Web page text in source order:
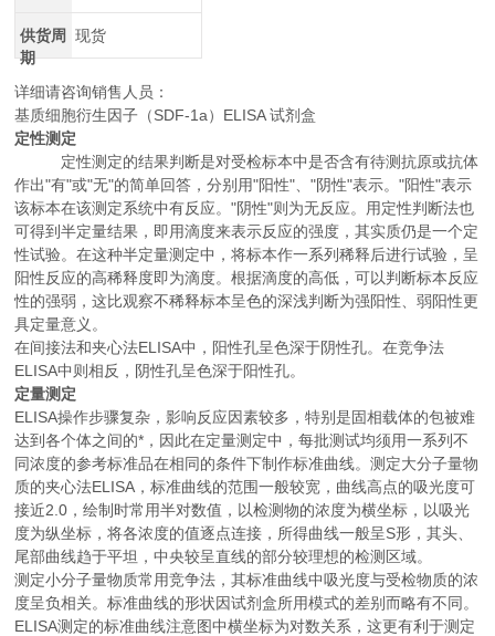
供货周
期
现货
详细请咨询销售人员：
基质细胞衍生因子（SDF-1a）ELISA 试剂盒
定性测定
定性测定的结果判断是对受检标本中是否含有待测抗原或抗体
作出"有"或"无"的简单回答，分别用"阳性"、"阴性"表示。"阳性"表示
该标本在该测定系统中有反应。"阴性"则为无反应。用定性判断法也
可得到半定量结果，即用滴度来表示反应的强度，其实质仍是一个定
性试验。在这种半定量测定中，将标本作一系列稀释后进行试验，呈
阳性反应的高稀释度即为滴度。根据滴度的高低，可以判断标本反应
性的强弱，这比观察不稀释标本呈色的深浅判断为强阳性、弱阳性更
具定量意义。
在间接法和夹心法ELISA中，阳性孔呈色深于阴性孔。在竞争法
ELISA中则相反，阴性孔呈色深于阳性孔。
定量测定
ELISA操作步骤复杂，影响反应因素较多，特别是固相载体的包被难
达到各个体之间的*，因此在定量测定中，每批测试均须用一系列不
同浓度的参考标准品在相同的条件下制作标准曲线。测定大分子量物
质的夹心法ELISA，标准曲线的范围一般较宽，曲线高点的吸光度可
接近2.0，绘制时常用半对数值，以检测物的浓度为横坐标，以吸光
度为纵坐标，将各浓度的值逐点连接，所得曲线一般呈S形，其头、
尾部曲线趋于平坦，中央较呈直线的部分较理想的检测区域。
测定小分子量物质常用竞争法，其标准曲线中吸光度与受检物质的浓
度呈负相关。标准曲线的形状因试剂盒所用模式的差别而略有不同。
ELISA测定的标准曲线注意图中横坐标为对数关系，这更有利于测定